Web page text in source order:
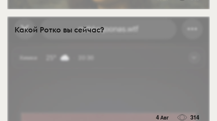
Какой Ротко вы сейчас?
4 Авг 314